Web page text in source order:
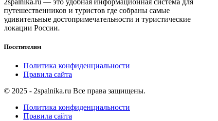
2spalnika.ru — это удобная информационная система для
путешественников и туристов где собраны самые
удивительные достопримечательности и туристические
локации России.
Посетителям
Политика конфиденциальности
Правила сайта
© 2025 - 2spalnika.ru Все права защищены.
Политика конфиденциальности
Правила сайта